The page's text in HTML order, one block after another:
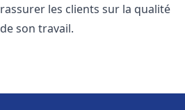
rassurer les clients sur la qualité
de son travail.